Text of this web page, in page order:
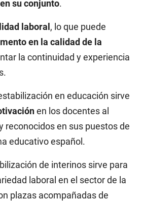
su conjunto.
laboral, lo que puede
en la calidad de la
la continuidad y experiencia
en educación sirve
en los docentes al
reconocidos en sus puestos de
educativo español.
de interinos sirve para
laboral en el sector de la
plazas acompañadas de